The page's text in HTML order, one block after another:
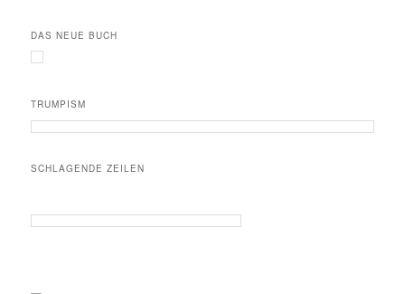
DAS NEUE BUCH
TRUMPISM
SCHLAGENDE ZEILEN